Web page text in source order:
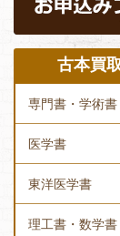
古本買
専門書・学術書
医学書
東洋医学書
理工書・数学